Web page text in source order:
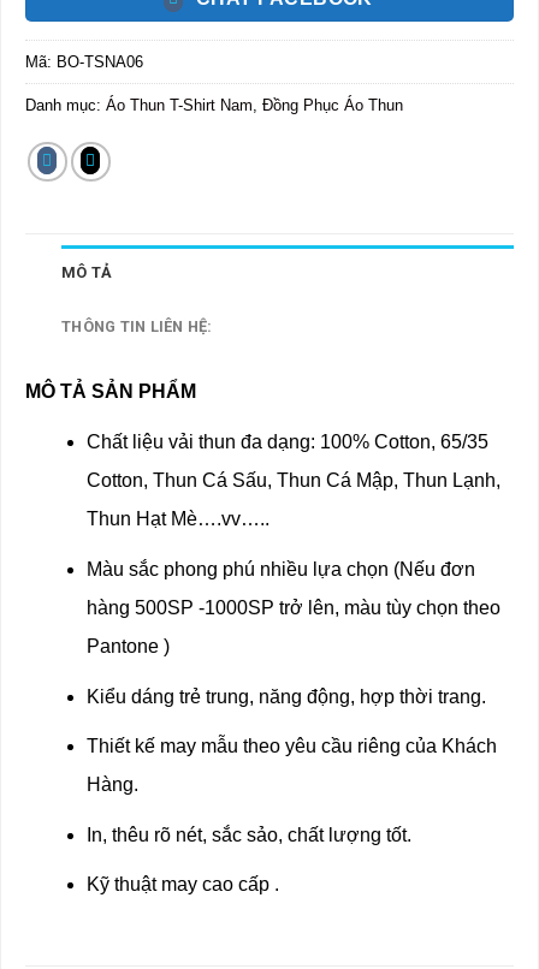
Mã: BO-TSNA06
Danh mục: Áo Thun T-Shirt Nam, Đồng Phục Áo Thun
MÔ TẢ
THÔNG TIN LIÊN HỆ:
MÔ TẢ SẢN PHẨM
Chất liệu vải thun đa dạng: 100% Cotton, 65/35
Cotton, Thun Cá Sấu, Thun Cá Mập, Thun Lạnh,
Thun Hạt Mè….vv…..
Màu sắc phong phú nhiều lựa chọn (Nếu đơn
hàng 500SP -1000SP trở lên, màu tùy chọn theo
Pantone )
Kiểu dáng trẻ trung, năng động, hợp thời trang.
Thiết kế may mẫu theo yêu cầu riêng của Khách
Hàng.
In, thêu rõ nét, sắc sảo, chất lượng tốt.
Kỹ thuật may cao cấp .